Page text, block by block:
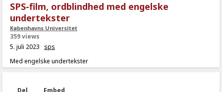
SPS-film, ordblindhed med engelske
undertekster
Københavns Universitet
359 views
5. juli 2023
sps
Med engelske undertekster
Del Embed